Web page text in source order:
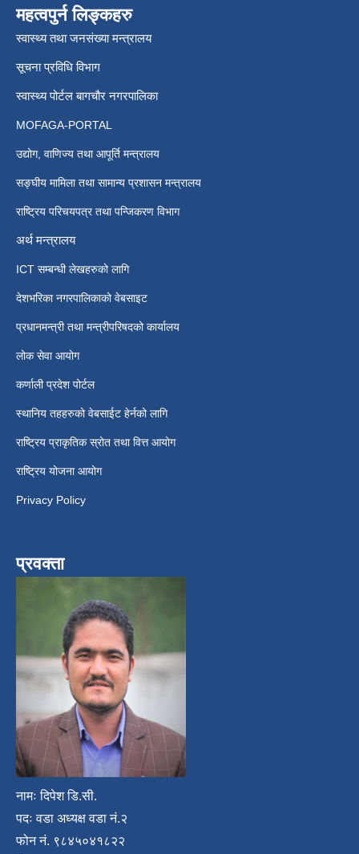
महत्वपुर्न लिङ्कहरु
स्वास्थ्य तथा जनसंख्या मन्त्रालय
सूचना प्रविधि विभाग
स्वास्थ्य पोर्टल बागचौर नगरपालिका
MOFAGA-PORTAL
उद्योग, वाणिज्य तथा आपूर्ति मन्त्रालय
सङ्घीय मामिला तथा सामान्य प्रशासन मन्त्रालय
राष्ट्रिय परिचयपत्र तथा पन्जिकरण विभाग
अर्थ मन्त्रालय
ICT सम्बन्धी लेखहरुको लागि
देशभरिका नगरपालिकाको वेबसाइट
प्रधानमन्त्री तथा मन्त्रीपरिषदको कार्यालय
लोक सेवा आयोग
कर्णाली प्रदेश पोर्टल
स्थानिय तहहरुको वेबसाईट हेर्नको लागि
राष्ट्रिय प्राकृतिक स्रोत तथा वित्त आयोग
राष्ट्रिय योजना आयोग
Privacy Policy
प्रवक्ता
नामः दिपेश डि.सी.
पदः वडा अध्यक्ष वडा नं.२
फोन नं. ९८४५०४१८२२